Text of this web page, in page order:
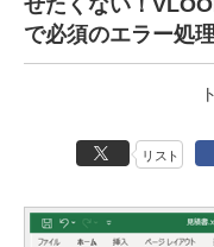
せたくない！
で必須のエラー処
リスト